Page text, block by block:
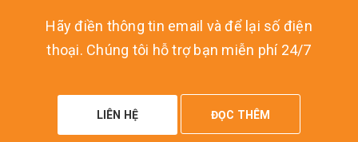
Hãy điền thông tin email và để lại số điện
thoại. Chúng tôi hỗ trợ bạn miễn phí 24/7
LIÊN HỆ ĐỌC THÊM